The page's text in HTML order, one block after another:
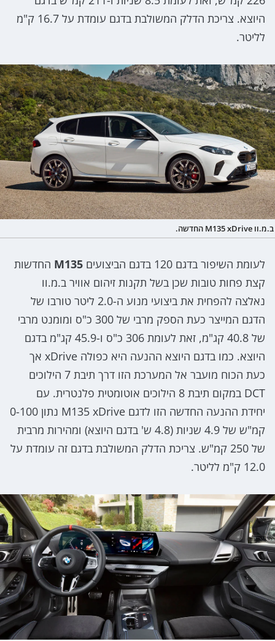
היוצא. צריכת הדלק המשולבת בדגם עומדת על 16.7 ק"מ
לליטר.
ב.מ.וו M135 xDrive החדשה.
לעומת השיפור בדגם 120 בדגם הביצועים M135 החדשות
קצת פחות טובות שכן בשל תקנות זיהום אוויר ב.מ.וו
נאלצה להפחית את ביצועי מנוע ה-2.0 ליטר טורבו של
הדגם המייצר כעת הספק מרבי של 300 כ"ס ומומנט מרבי
של 40.8 קג"מ, זאת לעומת 306 כ"ס ו-45.9 קג"מ בדגם
היוצא. כמו בדגם היוצא ההנעה היא כפולה xDrive אך
כעת הכוח מועבר אל המערכת הזו דרך תיבת 7 הילוכים
DCT במקום תיבת 8 הילוכים אוטומטית פלנטרית. עם
יחידת ההנעה החדשה הזו לדגם M135 xDrive נתון 0-100
קמ"ש של 4.9 שניות (4.8 ש' בדגם היוצא) ומהירות מרבית
של 250 קמ"ש. צריכת הדלק המשולבת בדגם זה עומדת על
12.0 ק"מ לליטר.